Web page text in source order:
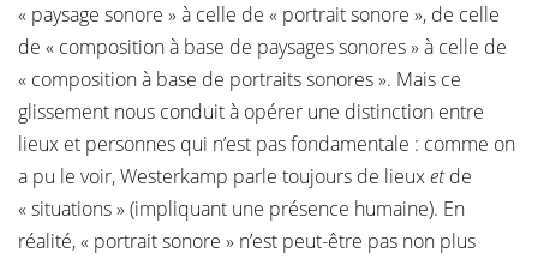
« paysage sonore » à celle de « portrait sonore », de celle
de « composition à base de paysages sonores » à celle de
« composition à base de portraits sonores ». Mais ce
glissement nous conduit à opérer une distinction entre
lieux et personnes qui n’est pas fondamentale : comme on
a pu le voir, Westerkamp parle toujours de lieuxetde
« situations » (impliquant une présence humaine). En
réalité, « portrait sonore » n’est peut-être pas non plus